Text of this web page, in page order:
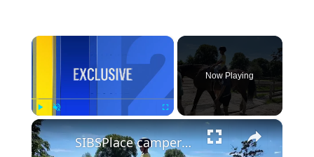
×
Play Unmute Fullscreen
Now Playing
×
SIBSPlace campers connect with horses and find relief from family health struggles